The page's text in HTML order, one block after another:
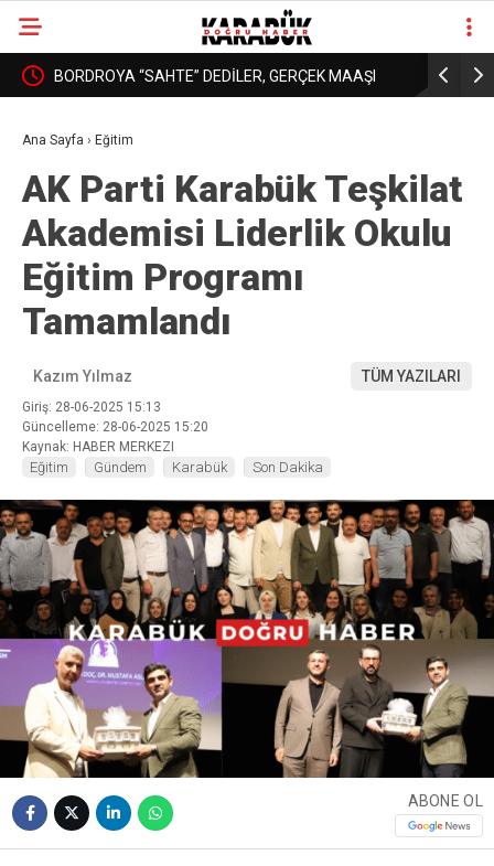
YURT BORDROYA “SAHTE” DEDİLER, GERÇEK MAAŞI
Ana Sayfa › Eğitim
AK Parti Karabük Teşkilat
Akademisi Liderlik Okulu
Eğitim Programı
Tamamlandı
Kazım Yılmaz TÜM YAZILARI
Giriş: 28-06-2025 15:13
Güncelleme: 28-06-2025 15:20
Kaynak: HABER MERKEZI
Eğitim Gündem Karabük Son Dakika
ABONE OL